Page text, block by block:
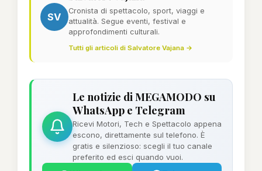
SV
Cronista di spettacolo, sport, viaggi e
attualità. Segue eventi, festival e
approfondimenti culturali.
Tutti gli articoli di Salvatore Vajana →
Le notizie di MEGAMODO su
WhatsApp e Telegram
Ricevi Motori, Tech e Spettacolo appena
escono, direttamente sul telefono. È
gratis e silenzioso: scegli il tuo canale
preferito ed esci quando vuoi.